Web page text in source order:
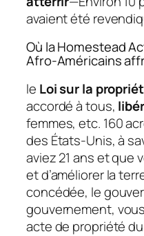
avaient été
Où la Homestead
Afro-Américains
le Loi sur la
accordé à tous,
femmes, etc. 160
des États-Unis, à
aviez 21 ans et que
et d’améliorer la
concédée, le
gouvernement,
acte de propriété